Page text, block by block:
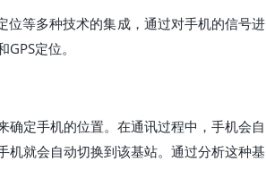
位等多种技术的集成，通过对手机的信号进
定位。
定手机的位置。在通讯过程中，手机会自
机就会自动切换到该基站。通过分析这种基